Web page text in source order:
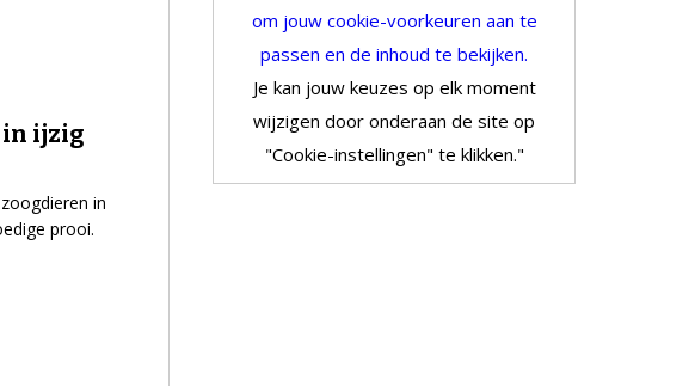
in ijzig
in
prooi.
om jouw cookie-voorkeuren aan te
passen en de inhoud te bekijken.
Je kan jouw keuzes op elk moment
wijzigen door onderaan de site op
"Cookie-instellingen" te klikken."